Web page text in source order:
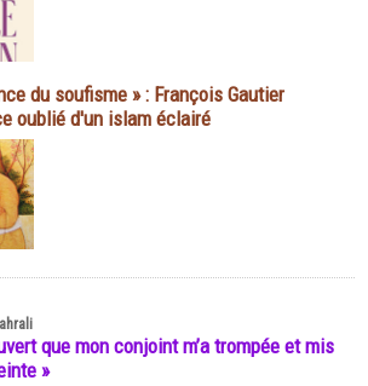
du soufisme » : François Gautier
oublié d'un islam éclairé
que mon conjoint m’a trompée et mis
»